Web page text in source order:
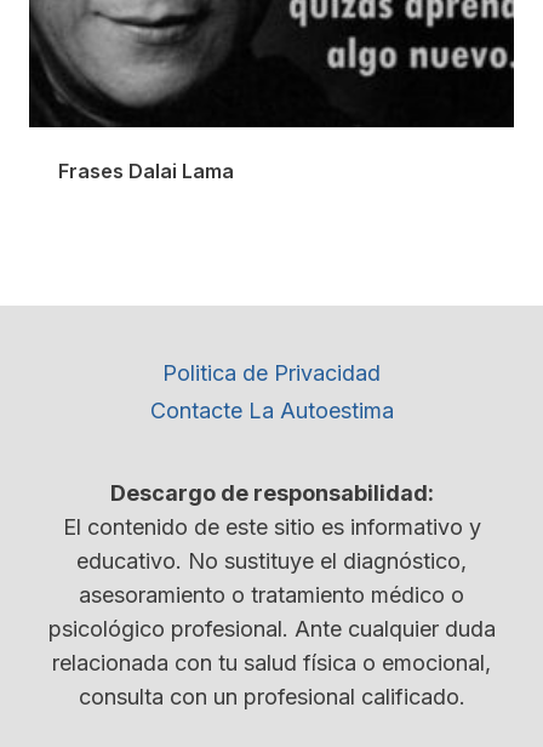
Frases Dalai Lama
Politica de Privacidad
Contacte La Autoestima
Descargo de responsabilidad:
El contenido de este sitio es informativo y
educativo. No sustituye el diagnóstico,
asesoramiento o tratamiento médico o
psicológico profesional. Ante cualquier duda
relacionada con tu salud física o emocional,
consulta con un profesional calificado.